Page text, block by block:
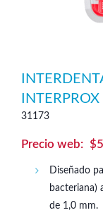
INTERPROX
31173
$
Diseñado
bacteriana)
de 1,0 mm.